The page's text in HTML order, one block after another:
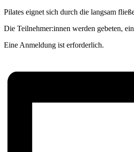
Pilates eignet sich durch die langsam
Die Teilnehmer:innen werden gebeten,
Eine Anmeldung ist erforderlich.